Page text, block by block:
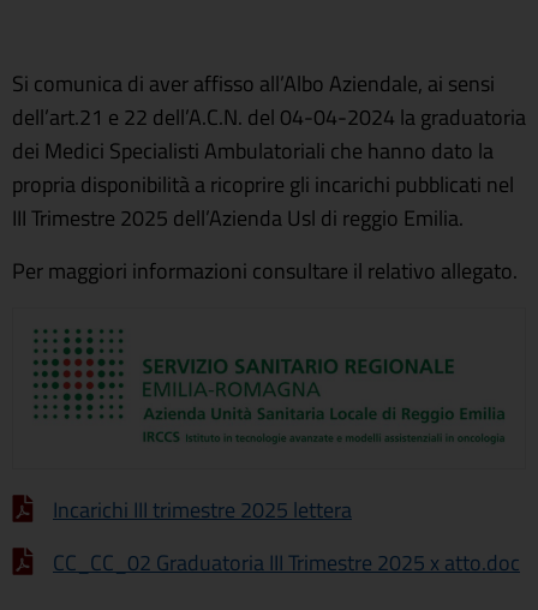
Si comunica di aver affisso all’Albo Aziendale, ai sensi
dell’art.21 e 22 dell’A.C.N. del 04-04-2024 la graduatoria
dei Medici Specialisti Ambulatoriali che hanno dato la
propria disponibilità a ricoprire gli incarichi pubblicati nel
III Trimestre 2025 dell’Azienda Usl di reggio Emilia.
Per maggiori informazioni consultare il relativo allegato.
Incarichi III trimestre 2025 lettera
CC_CC_02 Graduatoria III Trimestre 2025 x atto.doc